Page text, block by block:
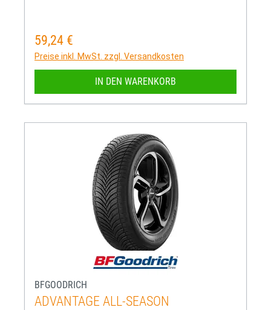
Regulärer Preis:
59,24 €
Preise inkl. MwSt. zzgl. Versandkosten
IN DEN WARENKORB
BFGOODRICH
ADVANTAGE ALL-SEASON